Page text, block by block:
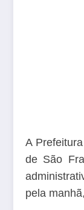
A
de São
pela